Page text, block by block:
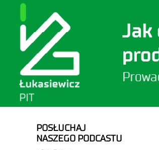
POSŁUCHAJ
NASZEGO PODCASTU